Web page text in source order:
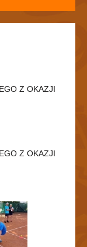
Z OKAZJI
Z OKAZJI